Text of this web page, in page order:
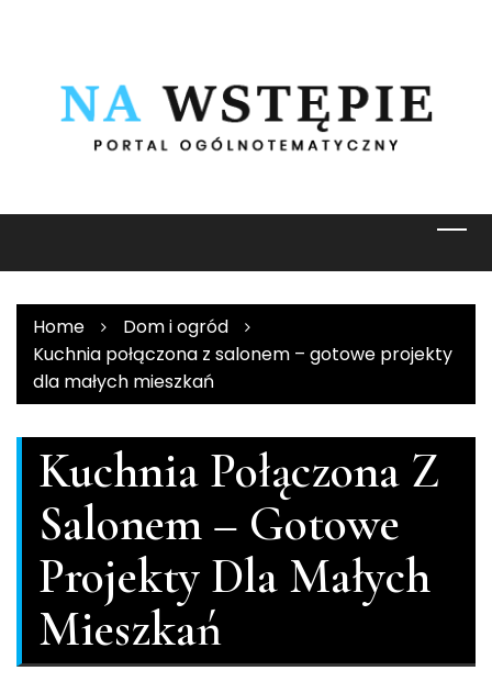
Home
Dom i ogród
Kuchnia połączona z salonem – gotowe projekty
dla małych mieszkań
Kuchnia Połączona Z
Salonem – Gotowe
Projekty Dla Małych
Mieszkań